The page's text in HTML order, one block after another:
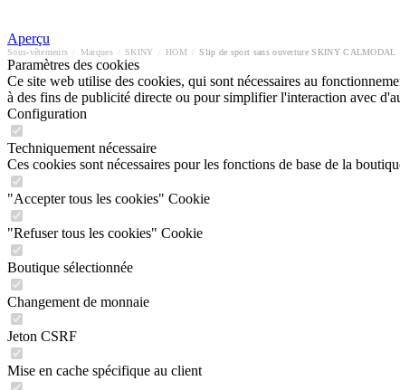
Aperçu
Sous-vêtements Marques SKINY HOM Slip de sport sans ouverture SKINY CALMODAL
Paramètres des cookies
Ce site web utilise des cookies, qui sont nécessaires au
à des fins de publicité directe ou pour simplifier l'interaction avec
Configuration
Techniquement nécessaire
Ces cookies sont nécessaires pour les fonctions de base de la
"Accepter tous les cookies" Cookie
"Refuser tous les cookies" Cookie
Boutique sélectionnée
Changement de monnaie
Jeton CSRF
Mise en cache spécifique au client